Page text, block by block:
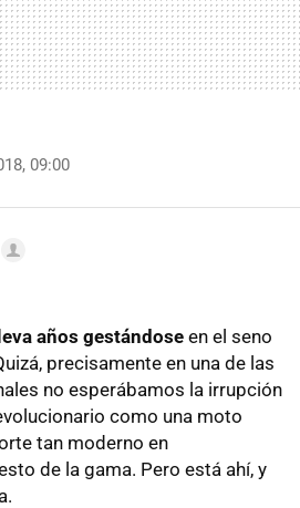
09:00
años gestándose en el seno
precisamente en una de las
no esperábamos la irrupción
como una moto
tan moderno en
de la gama. Pero está ahí, y